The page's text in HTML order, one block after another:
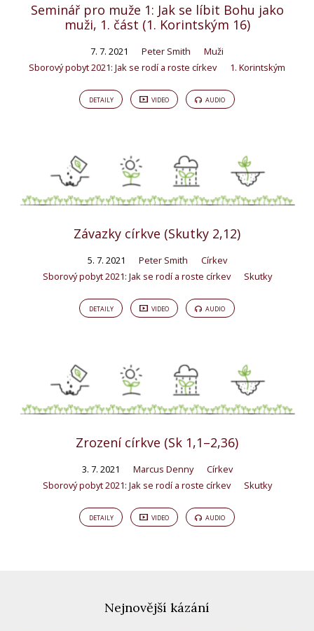
Seminář pro muže 1: Jak se líbit Bohu jako
muži, 1. část (1. Korintským 16)
7. 7. 2021 Peter Smith
Muži
Sborový pobyt 2021: Jak se rodí a roste církev
1. Korintským
DETAILY VIDEO AUDIO
Závazky církve (Skutky 2,12)
5. 7. 2021 Peter Smith
Církev
Sborový pobyt 2021: Jak se rodí a roste církev
Skutky
DETAILY VIDEO AUDIO
Zrození církve (Sk 1,1–2,36)
3. 7. 2021 Marcus Denny
Církev
Sborový pobyt 2021: Jak se rodí a roste církev
Skutky
DETAILY VIDEO AUDIO
Nejnovější kázání